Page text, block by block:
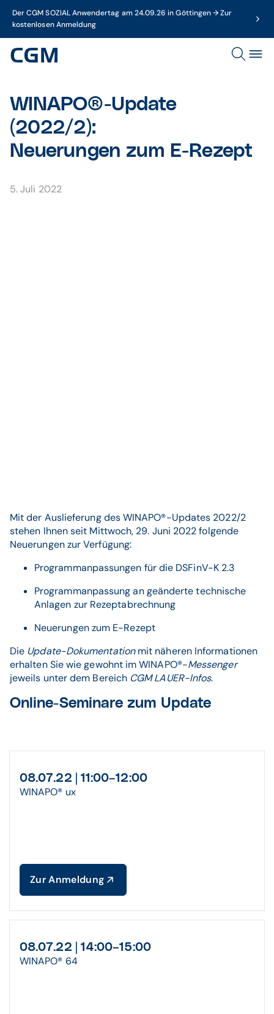
Der CGM SOZIAL Anwendertag am 24.09.26 in Göttingen → Zur
kostenlosen Anmeldung
WINAPO®-Update
(2022/2):
Neuerungen zum E-Rezept
5. Juli 2022
Mit der Auslieferung des WINAPO®-Updates 2022/2
stehen Ihnen seit Mittwoch, 29. Juni 2022 folgende
Neuerungen zur Verfügung:
Programmanpassungen für die DSFinV-K 2.3
Programmanpassung an geänderte technische
Anlagen zur Rezeptabrechnung
Neuerungen zum E-Rezept
Die Update-Dokumentationmit näheren Informationen
erhalten Sie wie gewohnt im WINAPO®-Messenger
jeweils unter dem Bereich CGM LAUER-Infos.
Online-Seminare zum Update
08.07.22 | 11:00–12:00
WINAPO® ux
Zur Anmeldung
08.07.22 | 14:00–15:00
WINAPO® 64